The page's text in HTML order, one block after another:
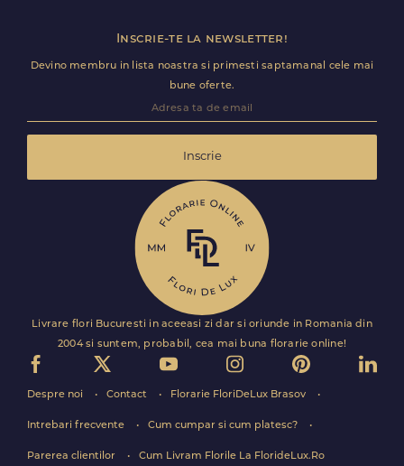
Inscrie-te la newsletter!
Devino membru in lista noastra si primesti saptamanal cele mai
bune oferte.
Inscrie
Livrare flori Bucuresti in aceeasi zi dar si oriunde in Romania din
2004 si suntem, probabil, cea mai buna florarie online!
Despre noi Contact Florarie FloriDeLux Brasov
Intrebari frecvente Cum cumpar si cum platesc?
Parerea clientilor Cum Livram Florile La FlorideLux.Ro